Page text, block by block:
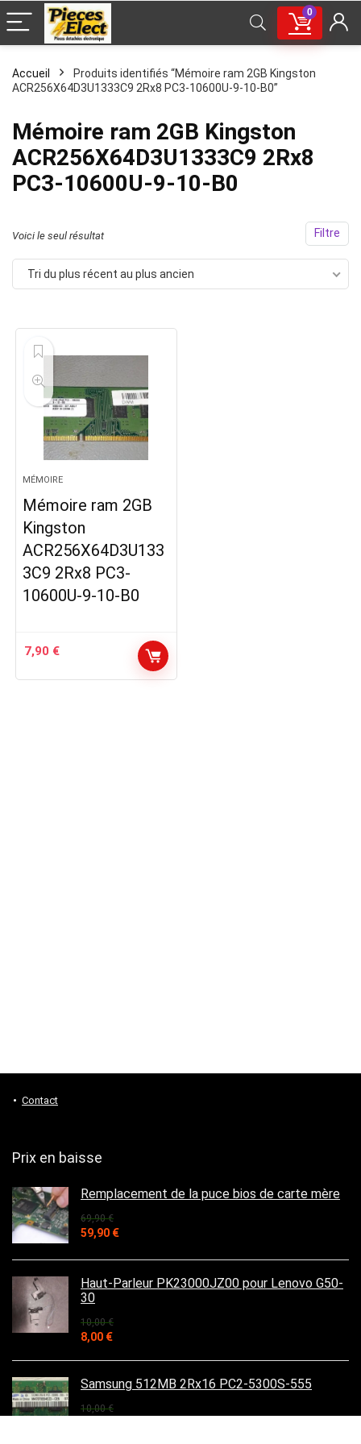
0
Accueil
Produits identifiés “Mémoire ram 2GB Kingston
ACR256X64D3U1333C9 2Rx8 PC3-10600U-9-10-B0”
Mémoire ram 2GB Kingston
ACR256X64D3U1333C9 2Rx8
PC3-10600U-9-10-B0
Filtre
Voici le seul résultat
Tri du plus récent au plus ancien
MÉMOIRE
Mémoire ram 2GB
Kingston
ACR256X64D3U133
3C9 2Rx8 PC3-
10600U-9-10-B0
7,90 €
Contact
Prix en baisse
Remplacement de la puce bios de carte mère
69,90€
Le
initial
était :
69,90 €.
59,90 €Le
actuel
est :
59,90 €.
Haut-Parleur PK23000JZ00 pour Lenovo G50-
30
10,00€
Le
initial
était :
10,00 €.
8,00 €Le
actuel
est :
8,00 €.
Samsung 512MB 2Rx16 PC2-5300S-555
10,00€